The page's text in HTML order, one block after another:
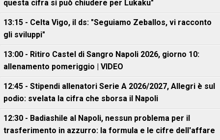
questa cifra si può chiudere per Lukaku"
13:15 - Celta Vigo, il ds: "Seguiamo Zeballos, vi racconto
gli sviluppi"
13:00 - Ritiro Castel di Sangro Napoli 2026, giorno 10:
allenamento pomeriggio | VIDEO
12:45 - Stipendi allenatori Serie A 2026/2027, Allegri è sul
podio: svelata la cifra che sborsa il Napoli
12:30 - Badiashile al Napoli, nessun problema per il
trasferimento in azzurro: la formula e le cifre dell'affare